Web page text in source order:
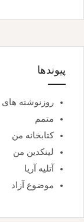
پیوندها
روزنوشته
متمم
کتابخانه من
لینکدین من
آتلیه آریا
موضوع آزاد